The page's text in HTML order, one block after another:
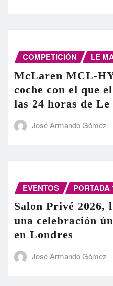
COMPETICIÓN LE
McLaren MCL-
coche con el que
las 24 horas de Le
José Armando Gómez
EVENTOS PORTADA
Salon Privé 2026,
una celebración
en Londres
José Armando Gómez